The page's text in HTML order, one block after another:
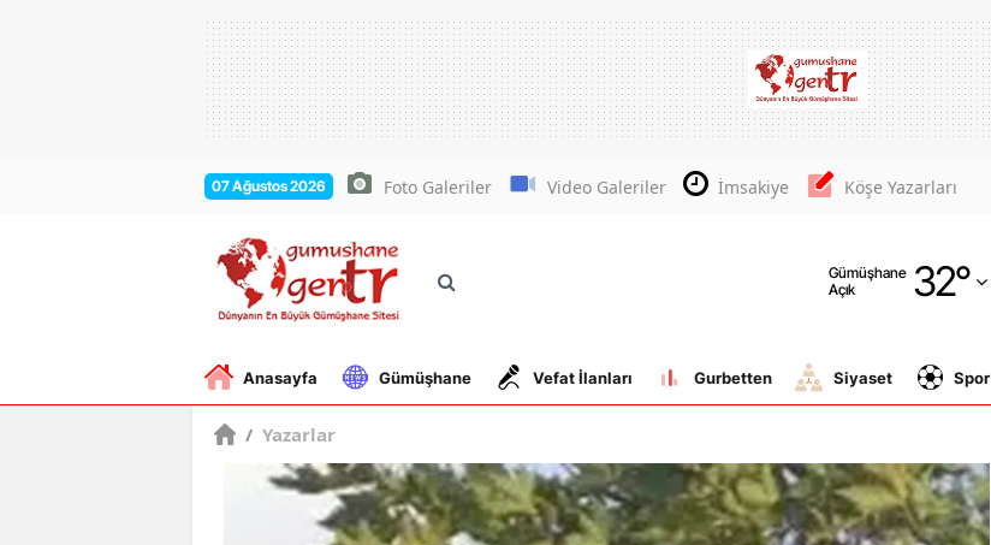
07 Ağustos 2026 Foto Galeriler Video Galeriler İmsakiye Köşe Yazarları
Gümüşhane
Açık
32°
Adana
Adıyaman
Amasya
Antalya
Aydın
Balıkesir
Anasayfa Gümüşhane Vefat İlanları Gurbetten Siyaset Spor
/ Yazarlar